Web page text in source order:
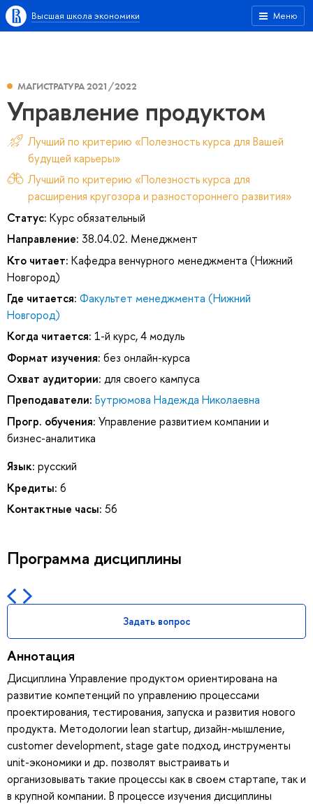
Меню
Высшая школа экономики
МАГИСТРАТУРА 2021/2022
Управление продуктом
Лучший по критерию «Полезность курса для Вашей
будущей карьеры»
Лучший по критерию «Полезность курса для
расширения кругозора и разностороннего развития»
Статус: Курс обязательный
Направление: 38.04.02. Менеджмент
Кто читает: Кафедра венчурного менеджмента (Нижний
Новгород)
Где читается: Факультет менеджмента (Нижний
Новгород)
Когда читается: 1-й курс, 4 модуль
Формат изучения: без онлайн-курса
Охват аудитории: для своего кампуса
Преподаватели: Бутрюмова Надежда Николаевна
Прогр. обучения: Управление развитием компании и
бизнес-аналитика
Язык: русский
Кредиты: 6
Контактные часы: 56
Программа дисциплины
Задать вопрос
Аннотация
Дисциплина Управление продуктом ориентирована на
развитие компетенций по управлению процессами
проектирования, тестирования, запуска и развития нового
продукта. Методологии lean startup, дизайн-мышление,
customer development, stage gate подход, инструменты
unit-экономики и др. позволят выстраивать и
организовывать такие процессы как в своем стартапе, так и
в крупной компании. В процессе изучения дисциплины